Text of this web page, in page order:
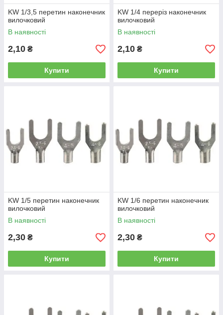
KW 1/3,5 перетин наконечник
вилочковий
В наявності
2,10 ₴
Купити
KW 1/4 переріз наконечник
вилочковий
В наявності
2,10 ₴
Купити
KW 1/5 перетин наконечник
вилочковий
В наявності
2,30 ₴
Купити
KW 1/6 перетин наконечник
вилочковий
В наявності
2,30 ₴
Купити